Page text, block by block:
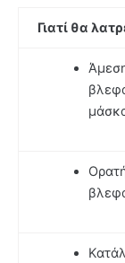
Γιατί θα